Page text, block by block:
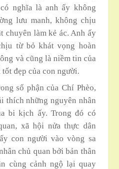
nghĩa là anh ấy không
lưu manh, không chịu
chuyên làm kẻ ác. Anh ấy
từ bỏ khát vọng hoàn
và cũng là niềm tin của
tốt đẹp của con người.
số phận của Chí Phèo,
thích những nguyên nhân
bi kịch ấy. Trong đó có
xã hội nửa thực dân
con người vào vòng sa
chủ quan bởi bản thân
cùng cảnh ngộ lại quay